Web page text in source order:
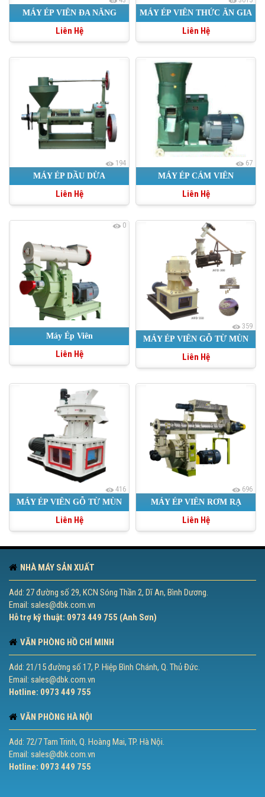
MÁY ÉP VIÊN ĐA NĂNG
Liên Hệ
MÁY ÉP VIÊN THỨC ĂN GIA
CẦM
Liên Hệ
194
MÁY ÉP DẦU DỪA
Liên Hệ
67
MÁY ÉP CÁM VIÊN
Liên Hệ
0
Máy Ép Viên
Liên Hệ
359
MÁY ÉP VIÊN GỖ TỪ MÙN
CƯA CÔNG SUẤT NHỎ
Liên Hệ
416
MÁY ÉP VIÊN GỖ TỪ MÙN
CƯA TRỤ ĐỨNG
Liên Hệ
696
MÁY ÉP VIÊN RƠM RẠ
Liên Hệ
NHÀ MÁY SẢN XUẤT
Add: 27 đường số 29, KCN Sóng Thần 2, Dĩ An, Bình Dương.
Email: sales@dbk.com.vn
Hỗ trợ kỹ thuật: 0973 449 755 (Anh Sơn)
VĂN PHÒNG HỒ CHÍ MINH
Add: 21/15 đường số 17, P. Hiệp Bình Chánh, Q. Thủ Đức.
Email: sales@dbk.com.vn
Hotline: 0973 449 755
VĂN PHÒNG HÀ NỘI
Add: 72/7 Tam Trinh, Q. Hoàng Mai, TP. Hà Nội.
Email: sales@dbk.com.vn
Hotline: 0973 449 755